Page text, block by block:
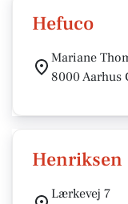
Hefuco
Mariane
8000 Aarhus
Lærkevej 7